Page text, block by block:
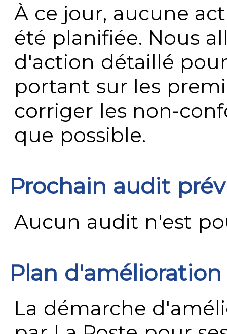
À ce jour, aucune
été planifiée. Nous
d'action détaillé
portant sur les
corriger les non-
que possible.
Prochain audit
Aucun audit n'est
Plan
La démarche